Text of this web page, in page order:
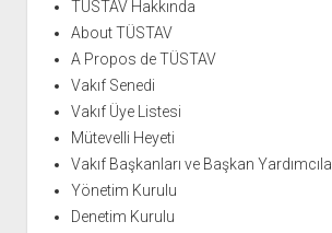
TÜSTAV Hakkında
About TÜSTAV
A Propos de TÜSTAV
Vakıf Senedi
Vakıf Üye Listesi
Mütevelli Heyeti
Vakıf Başkanları ve Başkan
Yönetim Kurulu
Denetim Kurulu